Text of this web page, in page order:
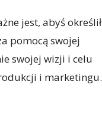
jest, abyś określił
pomocą swojej
swojej wizji i celu
i marketingu.